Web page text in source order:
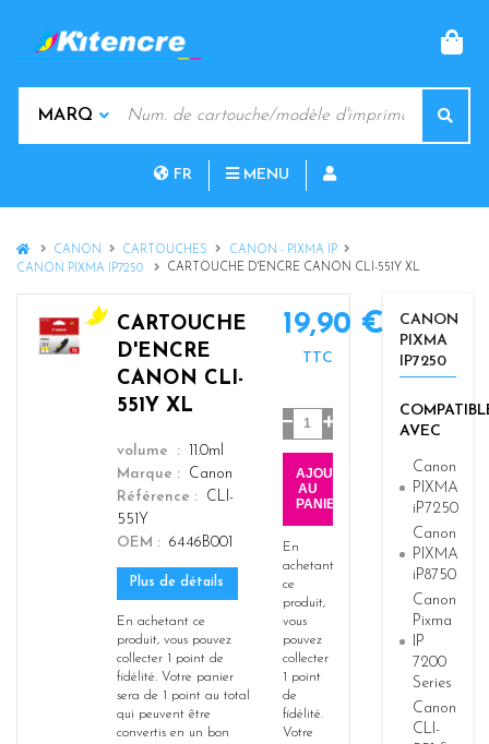
MARQUES
CLÉS
FR MENU
HOMECANON CARTOUCHES
CANON - PIXMA IP
CANON PIXMA IP7250
CARTOUCHE D'ENCRE CANON CLI-551Y XL
CARTOUCHE
D'ENCRE
CANON CLI-
551Y XL
color
volume
11.0ml
Marque
Canon
Référence
CLI-
551Y
OEM
6446B001
Plus de détails
En achetant ce
produit, vous pouvez
collecter 1 point de
fidélité. Votre panier
sera de 1 point au total
qui peuvent être
convertis en un bon
19,90 €
TTC
Quantité
AJOUTER
AU
PANIER
En
achetant
ce
produit,
vous
pouvez
collecter
1 point
de
fidélité.
Votre
CANON
PIXMA
IP7250
AVEC
Canon
PIXMA
iP7250
Canon
PIXMA
iP8750
Canon
Pixma
IP
7200
Series
Canon
CLI-